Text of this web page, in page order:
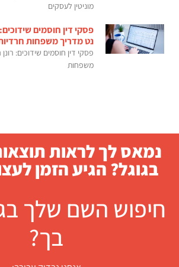
מוניטין לעסקים
פסקי דין חוסמים
נט מדריך משפחות
פסקי דין חוסמים שידוכים:
משפחות
נמאס לך לראות
בגוגל? הגיע הזמן
חיפוש השם שלך
בך?